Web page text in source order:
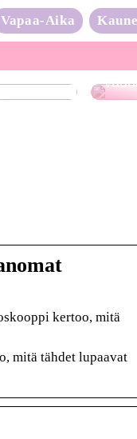
Vapaa-Aika
kertoo, mitä
mitä tähdet lupaavat